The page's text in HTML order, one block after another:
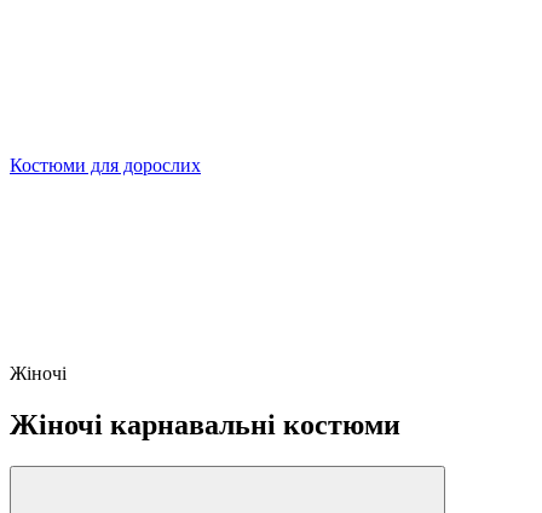
Костюми для дорослих
Жіночі
Жіночі карнавальні костюми